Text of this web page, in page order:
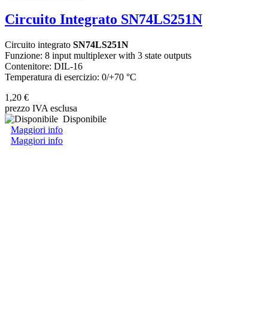
Circuito Integrato SN74LS251N
Circuito integrato SN74LS251N
Funzione: 8 input multiplexer with 3 state outputs
Contenitore: DIL-16
Temperatura di esercizio: 0/+70 °C
1,20 €
prezzo IVA esclusa
Disponibile
Maggiori info
Maggiori info